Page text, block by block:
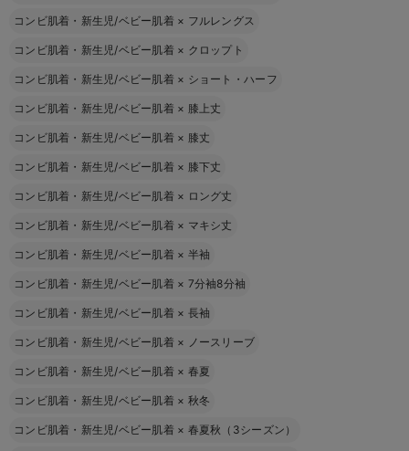
コンビ肌着・新生児/ベビー肌着 × フルレングス
コンビ肌着・新生児/ベビー肌着 × クロップト
コンビ肌着・新生児/ベビー肌着 × ショート・ハーフ
コンビ肌着・新生児/ベビー肌着 × 膝上丈
コンビ肌着・新生児/ベビー肌着 × 膝丈
コンビ肌着・新生児/ベビー肌着 × 膝下丈
コンビ肌着・新生児/ベビー肌着 × ロング丈
コンビ肌着・新生児/ベビー肌着 × マキシ丈
コンビ肌着・新生児/ベビー肌着 × 半袖
コンビ肌着・新生児/ベビー肌着 × 7分袖8分袖
コンビ肌着・新生児/ベビー肌着 × 長袖
コンビ肌着・新生児/ベビー肌着 × ノースリーブ
コンビ肌着・新生児/ベビー肌着 × 春夏
コンビ肌着・新生児/ベビー肌着 × 秋冬
コンビ肌着・新生児/ベビー肌着 × 春夏秋（3シーズン）